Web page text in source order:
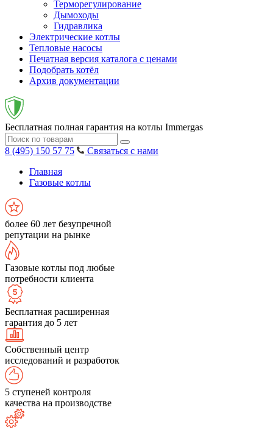
Терморегулирование
Дымоходы
Гидравлика
Электрические котлы
Тепловые насосы
Печатная версия каталога с ценами
Подобрать котёл
Архив документации
Бесплатная полная гарантия на котлы Immergas
8 (495) 150 57 75
Связаться с нами
Главная
Газовые котлы
более 60 лет безупречной
репутации на рынке
Газовые котлы под любые
потребности клиента
Бесплатная расширенная
гарантия до 5 лет
Собственный центр
исследований и разработок
5 ступеней контроля
качества на производстве